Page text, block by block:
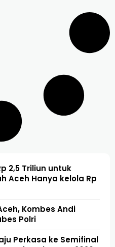
2,5 Triliun untuk
Aceh Hanya kelola Rp
Kombes Andi
Polri
Perkasa ke Semifinal